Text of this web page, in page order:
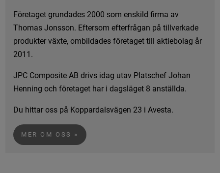
Företaget grundades 2000 som enskild firma av
Thomas Jonsson. Eftersom efterfrågan på tillverkade
produkter växte, ombildades företaget till aktiebolag år
2011.
JPC Composite AB drivs idag utav Platschef Johan
Henning och företaget har i dagsläget 8 anställda.
Du hittar oss på Koppardalsvägen 23 i Avesta.
MER OM OSS